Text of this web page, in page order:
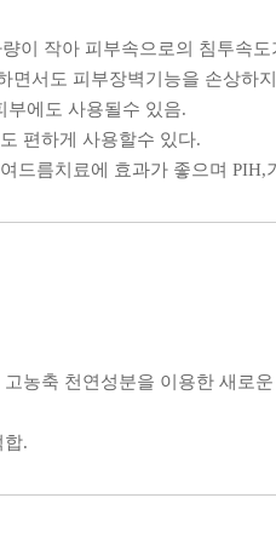
이 작아 피부속으로의 침투속
면서도 피부장벽기능을 손상하
부에도 사용될수 있음.
편하게 사용할수 있다.
드름치료에 효과가 좋으며
농축 천연성분을 이용한 새로
합.